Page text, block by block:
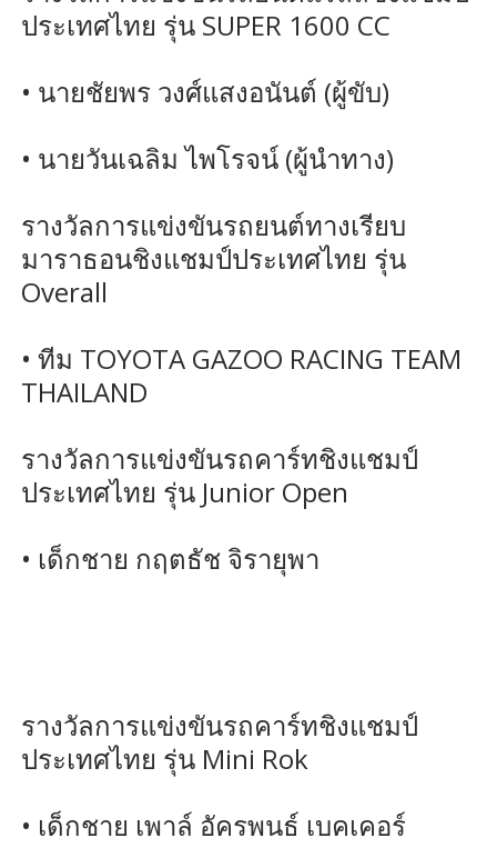
ประเทศไทย รุ่น SUPER 1600 CC
• นายชัยพร วงศ์แสงอนันต์ (ผู้ขับ)
• นายวันเฉลิม ไพโรจน์ (ผู้นำทาง)
รางวัลการแข่งขันรถยนต์ทางเรียบ
มาราธอนชิงแชมป์ประเทศไทย รุ่น
Overall
• ทีม TOYOTA GAZOO RACING TEAM
THAILAND
รางวัลการแข่งขันรถคาร์ทชิงแชมป์
ประเทศไทย รุ่น Junior Open
• เด็กชาย กฤตธัช จิรายุพา
รางวัลการแข่งขันรถคาร์ทชิงแชมป์
ประเทศไทย รุ่น Mini Rok
• เด็กชาย เพาล์ อัครพนธ์ เบคเคอร์